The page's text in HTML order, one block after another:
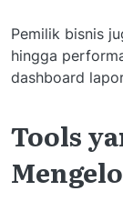
Pemilik bisnis
hingga
dashboard
Tools